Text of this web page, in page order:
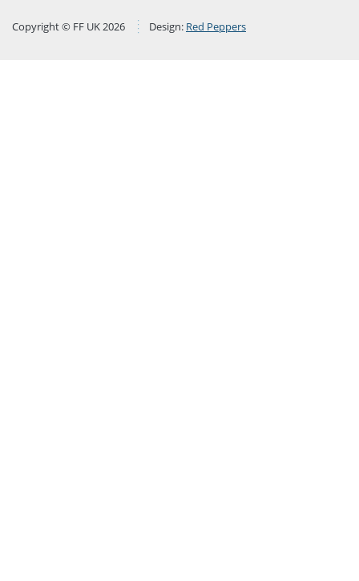
Copyright © FF UK 2026 Design: Red Peppers